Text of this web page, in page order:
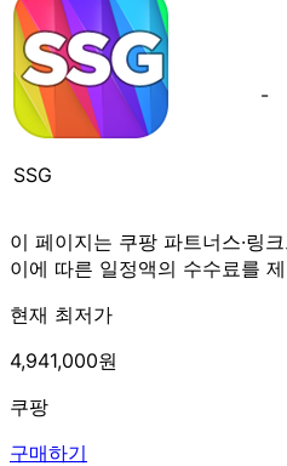
SSG
-
이 페이지는 쿠팡 파트너스·링
이에 따른 일정액의 수수료를
현재 최저가
4,941,000원
쿠팡
구매하기